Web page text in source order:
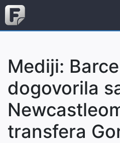
Mediji:
dogovorila
transfera